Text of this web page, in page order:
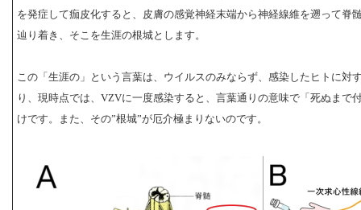
を発症して痂皮化すると、皮膚の感覚神経末端から神経線維を遡って脊
辿り着き、そこを生涯の根城とします。
この「生涯の」という言葉は、ウイルスのみならず、感染したヒトに対
り、現時点では、VZVに一度感染すると、言葉通りの意味で「死ぬまで
けです。また、その”根城”が厄介極まりないのです。